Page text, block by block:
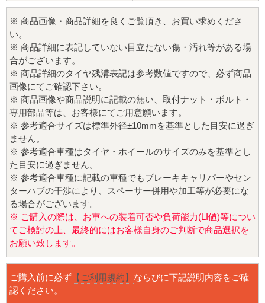
※ 商品画像・商品詳細を良くご覧頂き、お買い求めくださ
い。
※ 商品詳細に表記していない目立たない傷・汚れ等がある場
合がございます。
※ 商品詳細のタイヤ残溝表記は参考数値ですので、必ず商品
画像にてご確認下さい。
※ 商品画像や商品説明に記載の無い、取付ナット・ボルト・
専用部品等は、お客様にてご用意願います。
※ 参考適合サイズは標準外径±10mmを基準とした目安に過ぎ
ません。
※ 参考適合車種はタイヤ・ホイールのサイズのみを基準とし
た目安に過ぎません。
※ 参考適合車種に記載の車種でもブレーキキャリパーやセン
ターハブの干渉により、スペーサー併用や加工等が必要にな
る場合がございます。
※ ご購入の際は、お車への装着可否や負荷能力(LI値)等につい
てご検討の上、最終的にはお客様自身のご判断で商品選択を
お願い致します。
ご購入前に必ず 【ご利用規約】 ならびに下記説明内容をご確
認ください。